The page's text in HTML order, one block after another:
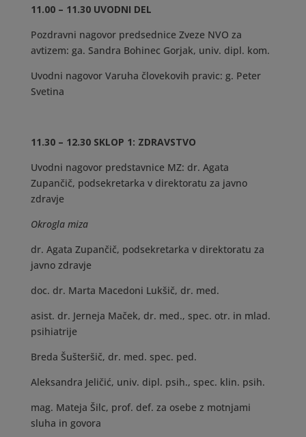
11.00 – 11.30 UVODNI DEL
Pozdravni nagovor predsednice Zveze NVO za
avtizem: ga. Sandra Bohinec Gorjak, univ. dipl. kom.
Uvodni nagovor Varuha človekovih pravic: g. Peter
Svetina
11.30 – 12.30 SKLOP 1: ZDRAVSTVO
Uvodni nagovor predstavnice MZ: dr. Agata
Zupančič, podsekretarka v direktoratu za javno
zdravje
Okrogla miza
dr. Agata Zupančič, podsekretarka v direktoratu za
javno zdravje
doc. dr. Marta Macedoni Lukšič, dr. med.
asist. dr. Jerneja Maček, dr. med., spec. otr. in mlad.
psihiatrije
Breda Šušteršič, dr. med. spec. ped.
Aleksandra Jeličić, univ. dipl. psih., spec. klin. psih.
mag. Mateja Šilc, prof. def. za osebe z motnjami
sluha in govora